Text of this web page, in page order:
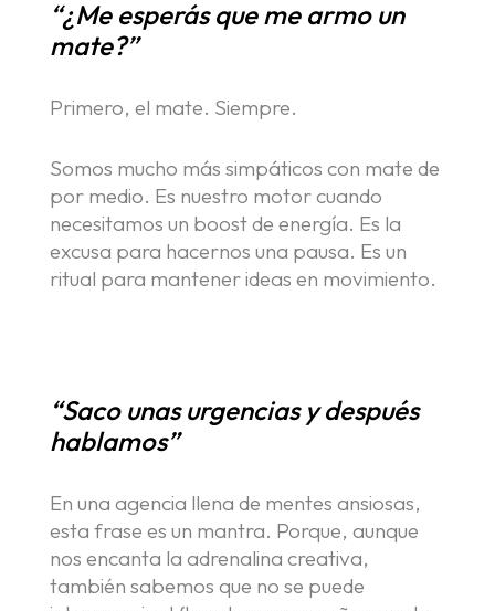
“¿Me esperás que me armo un
mate?”
Primero, el mate. Siempre.
Somos mucho más simpáticos con mate de
por medio. Es nuestro motor cuando
necesitamos un boost de energía. Es la
excusa para hacernos una pausa. Es un
ritual para mantener ideas en movimiento.
“Saco unas urgencias y después
hablamos”
En una agencia llena de mentes ansiosas,
esta frase es un mantra. Porque, aunque
nos encanta la adrenalina creativa,
también sabemos que no se puede